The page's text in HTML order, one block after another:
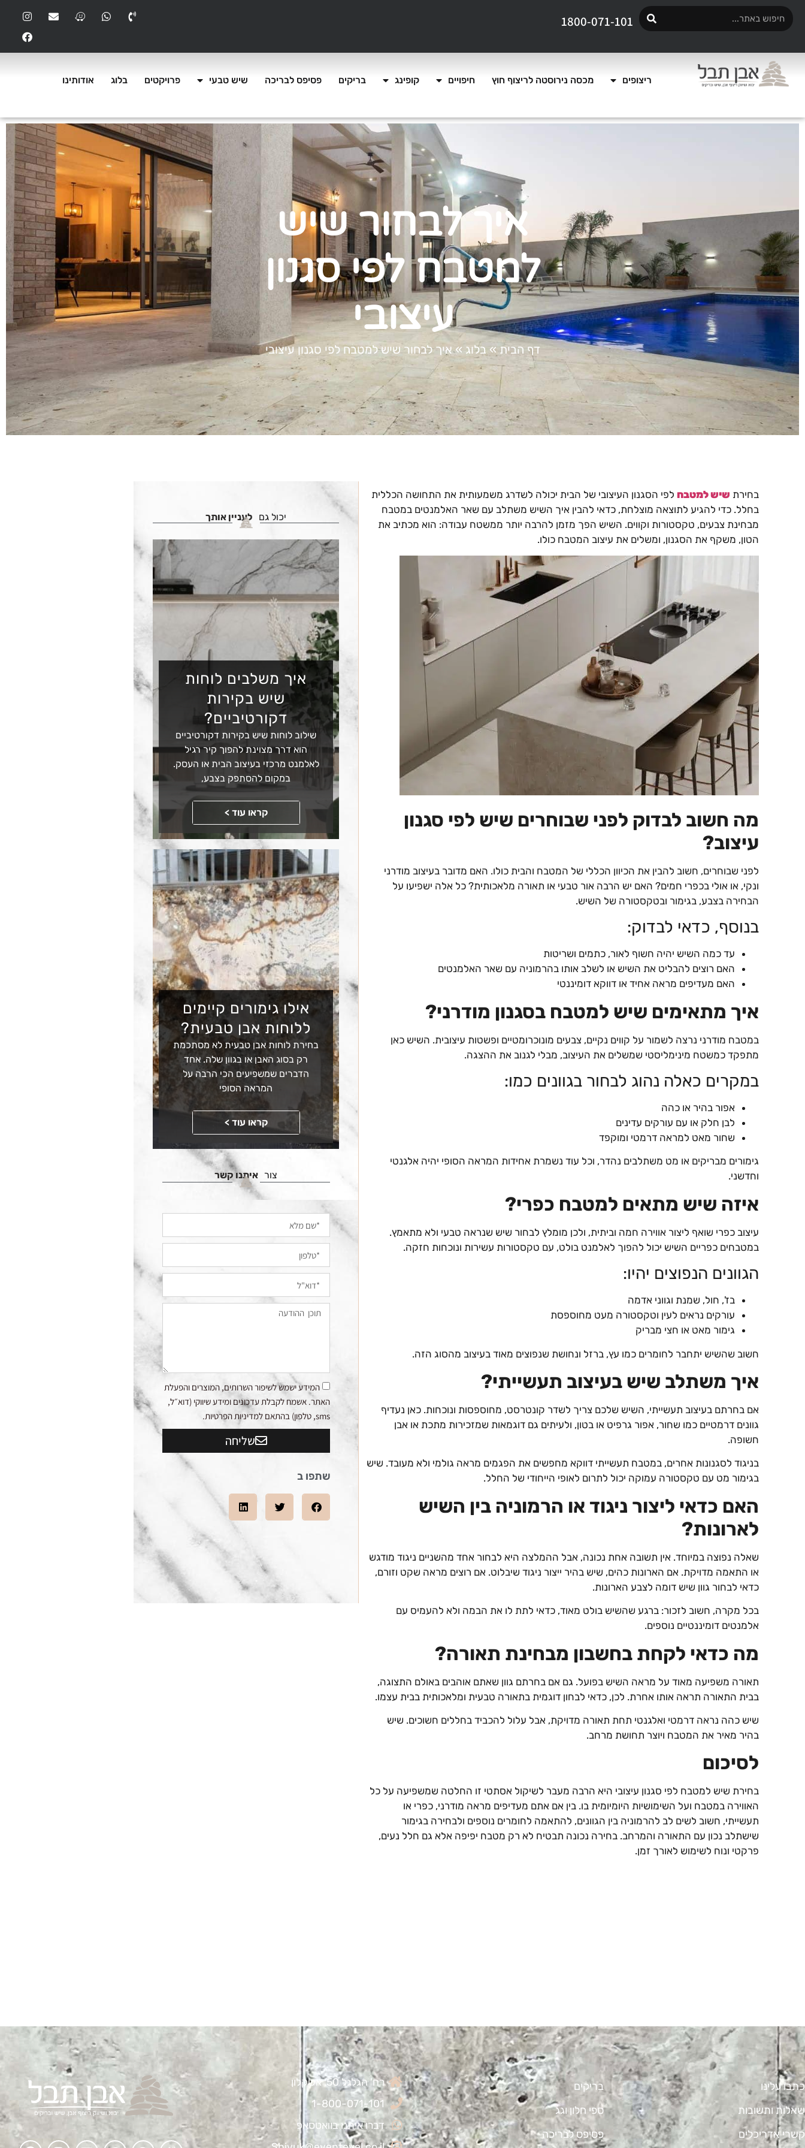
1800-071-101
ריצופים מכסה נירוסטה לריצוף חוץ חיפויים קופינג בריקים פסיפס לבריכה שיש טבעי פרויקטים בלוג אודותינו
איך לבחור שיש
למטבח לפי סגנון
עיצובי
דף הבית » בלוג »איך לבחור שיש למטבח לפי סגנון עיצובי
בחירת שיש למטבח לפי הסגנון העיצובי של הבית יכולה לשדרג משמעותית את התחושה הכללית
בחלל. כדי להגיע לתוצאה מוצלחת, כדאי להבין איך השיש משתלב עם שאר האלמנטים במטבח
מבחינת צבעים, טקסטורות וקווים. השיש הפך מזמן להרבה יותר ממשטח עבודה: הוא מכתיב את
הטון, משקף את הסגנון, ומשלים את עיצוב המטבח כולו.
מה חשוב לבדוק לפני שבוחרים שיש לפי סגנון
עיצוב?
לפני שבוחרים, חשוב להבין את הכיוון הכללי של המטבח והבית כולו. האם מדובר בעיצוב מודרני
ונקי, או אולי בכפרי חמים? האם יש הרבה אור טבעי או תאורה מלאכותית? כל אלה ישפיעו על
הבחירה בצבע, בגימור ובטקסטורה של השיש.
בנוסף, כדאי לבדוק:
עד כמה השיש יהיה חשוף לאור, כתמים ושריטות
האם רוצים להבליט את השיש או לשלב אותו בהרמוניה עם שאר האלמנטים
האם מעדיפים מראה אחיד או דווקא דומיננטי
איך מתאימים שיש למטבח בסגנון מודרני?
במטבח מודרני נרצה לשמור על קווים נקיים, צבעים מונוכרומטיים ופשטות עיצובית. השיש כאן
מתפקד כמשטח מינימליסטי שמשלים את העיצוב, מבלי לגנוב את ההצגה.
במקרים כאלה נהוג לבחור בגוונים כמו:
אפור בהיר או כהה
לבן חלק או עם עורקים עדינים
שחור מאט למראה דרמטי ומוקפד
גימורים מבריקים או מט משתלבים נהדר, וכל עוד נשמרת אחידות המראה הסופי יהיה אלגנטי
וחדשני.
איזה שיש מתאים למטבח כפרי?
עיצוב כפרי שואף ליצור אווירה חמה וביתית, ולכן מומלץ לבחור שיש שנראה טבעי ולא מתאמץ.
במטבחים כפריים השיש יכול להפוך לאלמנט בולט, עם טקסטורות עשירות ונוכחות חזקה.
הגוונים הנפוצים יהיו:
בז', חול, שמנת וגווני אדמה
עורקים נראים לעין וטקסטורה מעט מחוספסת
גימור מאט או חצי מבריק
חשוב שהשיש יתחבר לחומרים כמו עץ, ברזל ונחושת שנפוצים מאוד בעיצוב מהסוג הזה.
איך משתלב שיש בעיצוב תעשייתי?
אם בחרתם בעיצוב תעשייתי, השיש שלכם צריך לשדר קונטרסט, מחוספסות ונוכחות. כאן נעדיף
גוונים דרמטיים כמו שחור, אפור גרפיט או בטון, ולעיתים גם דוגמאות שמזכירות מתכת או אבן
חשופה.
בניגוד לסגנונות אחרים, במטבח תעשייתי דווקא מחפשים את הפגמים מראה גולמי ולא מעובד. שיש
בגימור מט עם טקסטורה עמוקה יכול לתרום לאופי הייחודי של החלל.
האם כדאי ליצור ניגוד או הרמוניה בין השיש
לארונות?
שאלה נפוצה במיוחד. אין תשובה אחת נכונה, אבל ההמלצה היא לבחור אחד מהשניים ניגוד מודגש
או התאמה מדויקת. אם הארונות כהים, שיש בהיר ייצור ניגוד שיבלוט. אם רוצים מראה שקט וזורם,
כדאי לבחור גוון שיש דומה לצבע הארונות.
בכל מקרה, חשוב לזכור: ברגע שהשיש בולט מאוד, כדאי לתת לו את הבמה ולא להעמיס עם
אלמנטים דומיננטיים נוספים.
מה כדאי לקחת בחשבון מבחינת תאורה?
תאורה משפיעה מאוד על מראה השיש בפועל. גם אם בחרתם גוון שאתם אוהבים באולם התצוגה,
בבית התאורה תראה אותו אחרת. לכן, כדאי לבחון דוגמית בתאורה טבעית ומלאכותית בבית עצמו.
שיש כהה נראה דרמטי ואלגנטי תחת תאורה מדויקת, אבל עלול להכביד בחללים חשוכים. שיש
בהיר מאיר את המטבח ויוצר תחושת מרחב.
לסיכום
בחירת שיש למטבח לפי סגנון עיצובי היא הרבה מעבר לשיקול אסתטי זו החלטה שמשפיעה על כל
האווירה במטבח ועל השימושיות היומיומית בו. בין אם אתם מעדיפים מראה מודרני, כפרי או
תעשייתי, חשוב לשים לב להרמוניה בין הגוונים, להתאמה לחומרים נוספים ולבחירה בגימור
שישתלב נכון עם התאורה והמרחב. בחירה נכונה תבטיח לא רק מטבח יפיפה אלא גם חלל נעים,
פרקטי ונוח לשימוש לאורך זמן.
יכול גם לעניין אותך
איך משלבים לוחות
שיש בקירות
דקורטיביים?
שילוב לוחות שיש בקירות דקורטיביים
הוא דרך מצוינת להפוך קיר רגיל
לאלמנט מרכזי בעיצוב הבית או העסק.
במקום להסתפק בצבע,
קראו עוד >
אילו גימורים קיימים
ללוחות אבן טבעית?
בחירת לוחות אבן טבעית לא מסתכמת
רק בסוג האבן או בגוון שלה. אחד
הדברים שמשפיעים הכי הרבה על
המראה הסופי
קראו עוד > קראו עוד
צור איתנו קשר
המידע ישמש לשיפור השרותים, המוצרים והפעלת
האתר. אשמח לקבלת עדכונים ומידע שיווקי (דוא״ל,
sms, טלפון) בהתאם למדיניות הפרטיות.
שליחה
שתפו ב
כתבו עלינו
שאלות ותשובות
קשרי אדריכלים
בריקים
ספי חלון וגג
פסיפס לבריכה
רח' הגלגל 50, אשקלון
1-800-071-101
דברו איתנו בוואטסאפ